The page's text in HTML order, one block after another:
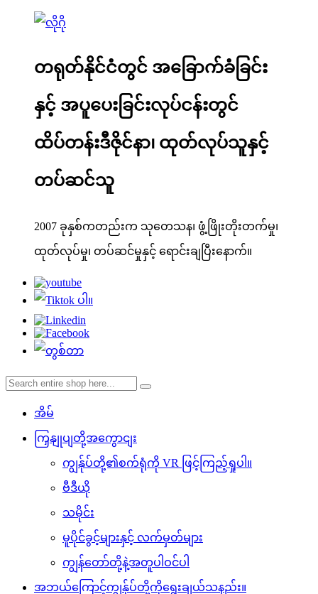
တရုတ်နိုင်ငံတွင် အခြောက်ခံခြင်း
နှင့် အပူပေးခြင်းလုပ်ငန်းတွင်
ထိပ်တန်းဒီဇိုင်နာ၊ ထုတ်လုပ်သူနှင့်
တပ်ဆင်သူ
2007 ခုနှစ်ကတည်းက သုတေသန၊ ဖွံ့ဖြိုးတိုးတက်မှု၊
ထုတ်လုပ်မှု၊ တပ်ဆင်မှုနှင့် ရောင်းချပြီးနောက်။
အိမ်
ကြှနျုပျတို့အကွောငျး
ကျွန်ုပ်တို့၏စက်ရုံကို VR ဖြင့်ကြည့်ရှုပါ။
ဗီဒီယို
သမိုင်း
မူပိုင်ခွင့်များနှင့် လက်မှတ်များ
ကျွန်တော်တို့နဲ့အတူပါဝင်ပါ
အဘယ်ကြောင့်ကျွန်ုပ်တို့ကိုရွေးချယ်သနည်း။